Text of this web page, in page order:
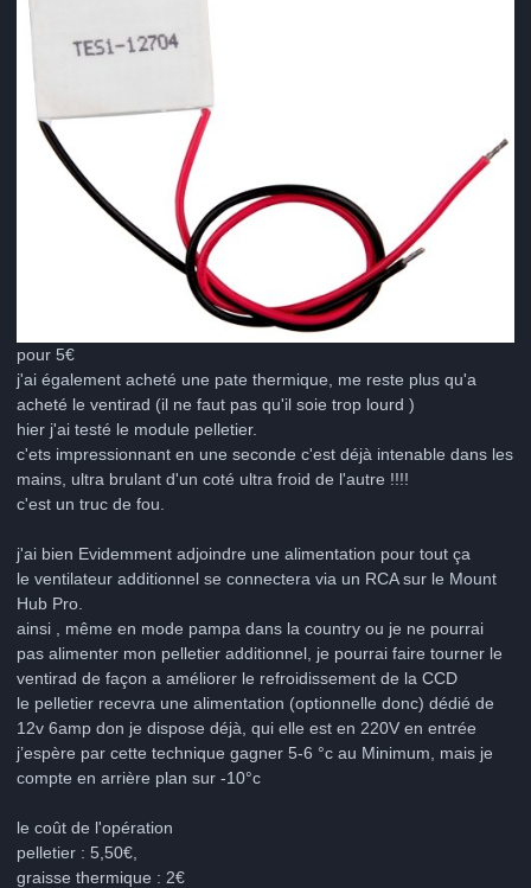
pour 5€
j'ai également acheté une pate thermique, me reste plus qu'a
acheté le ventirad (il ne faut pas qu'il soie trop lourd )
hier j'ai testé le module pelletier.
c'ets impressionnant en une seconde c'est déjà intenable dans les
mains, ultra brulant d'un coté ultra froid de l'autre !!!!
c'est un truc de fou.
j'ai bien Evidemment adjoindre une alimentation pour tout ça
le ventilateur additionnel se connectera via un RCA sur le Mount
Hub Pro.
ainsi , même en mode pampa dans la country ou je ne pourrai
pas alimenter mon pelletier additionnel, je pourrai faire tourner le
ventirad de façon a améliorer le refroidissement de la CCD
le pelletier recevra une alimentation (optionnelle donc) dédié de
12v 6amp don je dispose déjà, qui elle est en 220V en entrée
j’espère par cette technique gagner 5-6 °c au Minimum, mais je
compte en arrière plan sur -10°c
le coût de l'opération
pelletier : 5,50€,
graisse thermique : 2€